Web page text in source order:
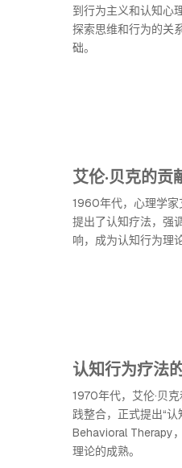
到行为主义和认知心
探索思维和行为的关
础。
艾伦·贝克的贡
1960年代，心理学家
提出了认知疗法，强
响，成为认知行为理
认知行为疗法
1970年代，艾伦·贝
践整合，正式提出“
Behavioral Therapy
理论的成熟。